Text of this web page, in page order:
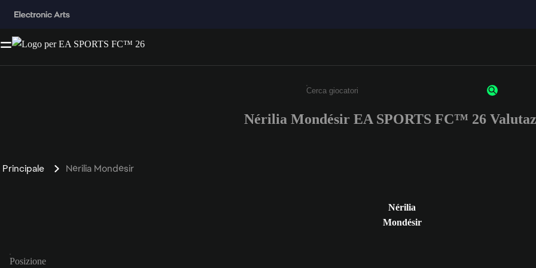
Inserisci un minimo di 3 caratteri o numeri.
Nérilia Mondésir EA SPORTS FC™ 26
Principale Nérilia Mondésir
Nérilia
Mondésir
Posizione